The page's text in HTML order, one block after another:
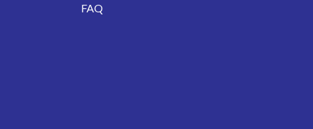
FAQ